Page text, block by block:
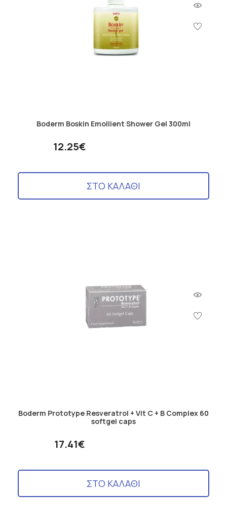
Boderm Boskin Emollient Shower Gel 300ml
12.25€
ΣΤΟ ΚΑΛΑΘΙ
Boderm Prototype Resveratrol + Vit C + B Complex 60
softgel caps
17.41€
ΣΤΟ ΚΑΛΑΘΙ